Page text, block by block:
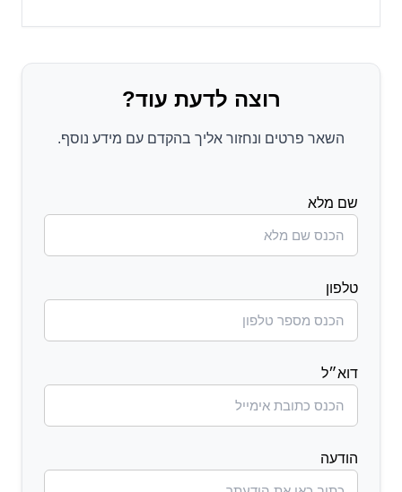
רוצה לדעת עוד?
השאר פרטים ונחזור אליך בהקדם עם מידע נוסף.
שם מלא
טלפון
דוא״ל
הודעה